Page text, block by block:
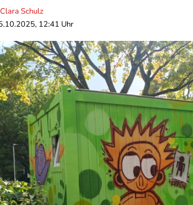
Clara Schulz
12:41 Uhr